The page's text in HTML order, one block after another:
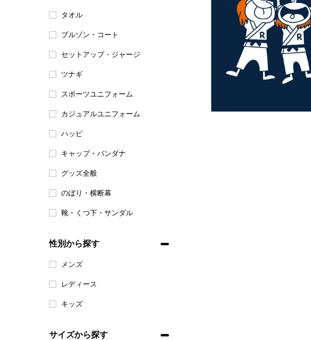
タオル
ブルゾン・コート
セットアップ・ジャージ
ツナギ
スポーツユニフォーム
カジュアルユニフォーム
ハッピ
キャップ・バンダナ
グッズ全般
のぼり・横断幕
靴・くつ下・サンダル
性別から探す
メンズ
レディース
キッズ
サイズから探す